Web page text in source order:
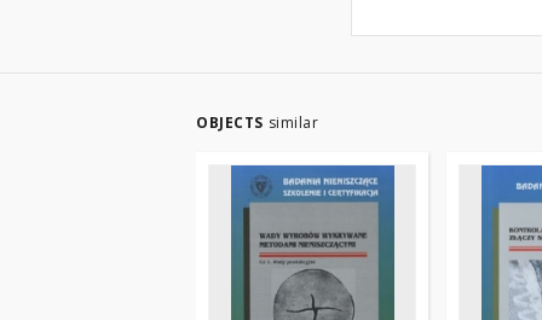
OBJECTS similar